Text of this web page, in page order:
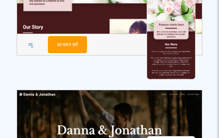
व्यू का चयन करें